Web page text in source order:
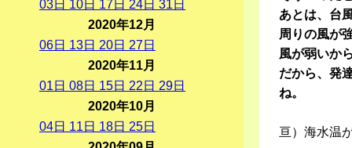
あとは、台
周りの風が
風が弱いか
だから、発
ね。
亘）海水温
03日 10日 17 日 24日 31 日
2020年12月
06日 13日 20日 27日
2020年11月
01 日 08日 15日 22 日 29日
2020年10月
04日 11 日 18日 25日